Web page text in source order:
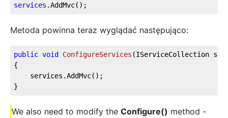
services .AddMvc();
Metoda powinna teraz wyglądać następująco:
public void ConfigureServices (IServiceCollection
{
services.AddMvc();
}
We also need to modify the Configure() method -